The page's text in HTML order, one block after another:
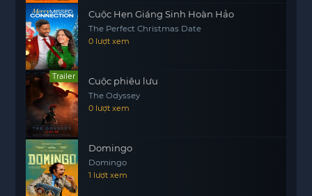
mùa lễ hội và những câu chuyện tình yêu ngọt
ngào.
Cuộc Hẹn Giáng Sinh Hoàn Hảo
The Perfect Christmas Date
0 lượt xem
Trailer Cuộc phiêu lưu
The Odyssey
0 lượt xem
Domingo
Domingo
1 lượt xem